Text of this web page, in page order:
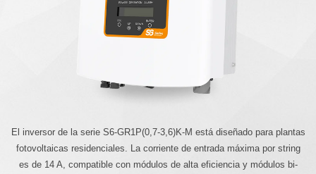
El inversor de la serie S6-GR1P(0,7-3,6)K-M está diseñado para plantas
fotovoltaicas residenciales. La corriente de entrada máxima por string
es de 14 A, compatible con módulos de alta eficiencia y módulos bi-